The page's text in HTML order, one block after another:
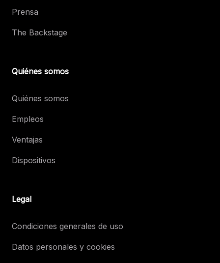
Prensa
The Backstage
Quiénes somos
Quiénes somos
Empleos
Ventajas
Dispositivos
Legal
Condiciones generales de uso
Datos personales y cookies